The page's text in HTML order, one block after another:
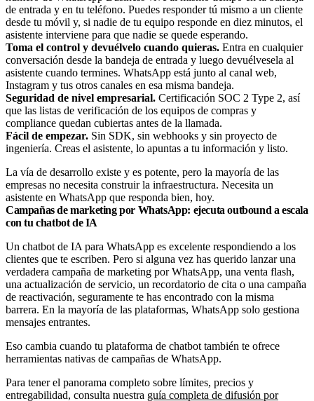
de entrada y en tu teléfono. Puedes responder tú mismo a un cliente
desde tu móvil y, si nadie de tu equipo responde en diez minutos, el
asistente interviene para que nadie se quede esperando.
Toma el control y devuélvelo cuando quieras. Entra en cualquier
conversación desde la bandeja de entrada y luego devuélvesela al
asistente cuando termines. WhatsApp está junto al canal web,
Instagram y tus otros canales en esa misma bandeja.
Seguridad de nivel empresarial. Certificación SOC 2 Type 2, así
que las listas de verificación de los equipos de compras y
compliance quedan cubiertas antes de la llamada.
Fácil de empezar. Sin SDK, sin webhooks y sin proyecto de
ingeniería. Creas el asistente, lo apuntas a tu información y listo.
La vía de desarrollo existe y es potente, pero la mayoría de las
empresas no necesita construir la infraestructura. Necesita un
asistente en WhatsApp que responda bien, hoy.
Campañas de marketing por WhatsApp: ejecuta outbound a escala
con tu chatbot de IA
Un chatbot de IA para WhatsApp es excelente respondiendo a los
clientes que te escriben. Pero si alguna vez has querido lanzar una
verdadera campaña de marketing por WhatsApp, una venta flash,
una actualización de servicio, un recordatorio de cita o una campaña
de reactivación, seguramente te has encontrado con la misma
barrera. En la mayoría de las plataformas, WhatsApp solo gestiona
mensajes entrantes.
Eso cambia cuando tu plataforma de chatbot también te ofrece
herramientas nativas de campañas de WhatsApp.
Para tener el panorama completo sobre límites, precios y
entregabilidad, consulta nuestra guía completa de difusión por